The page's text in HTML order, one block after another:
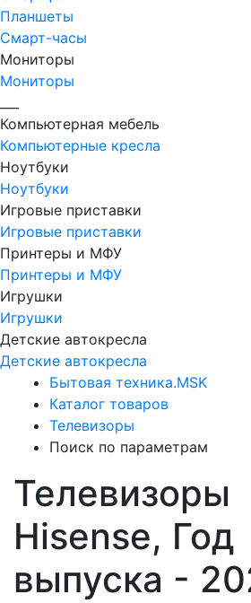
Планшеты
Смарт-часы
Мониторы
Мониторы
Компьютерная мебель
Компьютерные кресла
Ноутбуки
Ноутбуки
Игровые приставки
Игровые приставки
Принтеры и МФУ
Принтеры и МФУ
Игрушки
Игрушки
Детские автокресла
Детские автокресла
Бытовая техника.MSK
Каталог товаров
Телевизоры
Поиск по параметрам
Телевизоры
Hisense, Год
выпуска -